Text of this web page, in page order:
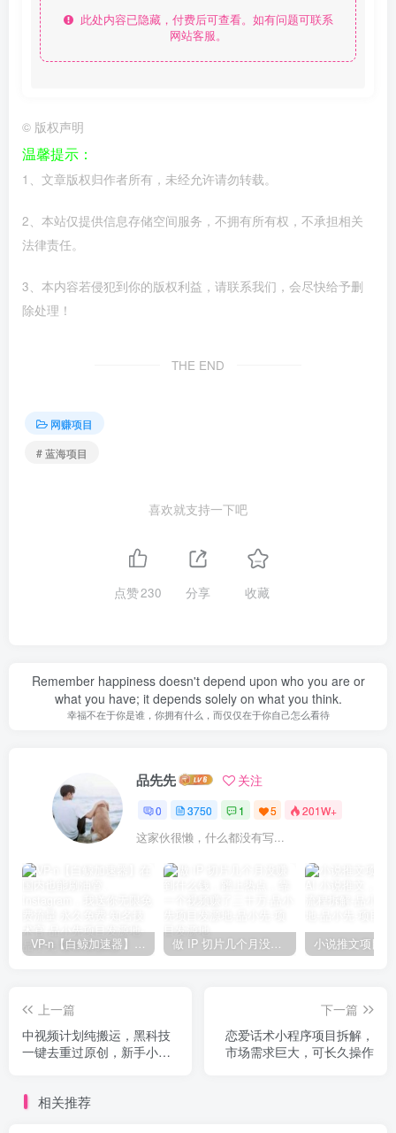
此处内容已隐藏，付费后可查看。如有问题可联系
网站客服。
© 版权声明
温馨提示：
1、文章版权归作者所有，未经允许请勿转载。
2、本站仅提供信息存储空间服务，不拥有所有权，不承担相关
法律责任。
3、本内容若侵犯到你的版权利益，请联系我们，会尽快给予删
除处理！
THE END
网赚项目
# 蓝海项目
喜欢就支持一下吧
点赞230 分享 收藏
Remember happiness doesn't depend upon who you are or
what you have; it depends solely on what you think.
幸福不在于你是谁，你拥有什么，而仅仅在于你自己怎么看待
品先先 关注
0 3750 1 5 201W+
这家伙很懒，什么都没有写...
VP-n【白鲸加速器】在国内也能刷油管、Instagram，我送你无限免费流量 永久免费-知名技术官-品小先项目发源地 做 IP 切片几个月没赚到什么钱，蹭上热点，靠一个视频赚了二十万-品小先项目发源地
上一篇
中视频计划纯搬运，黑科技
一键去重过原创，新手小白
下一篇
恋爱话术小程序项目拆解，
市场需求巨大，可长久操作
相关推荐